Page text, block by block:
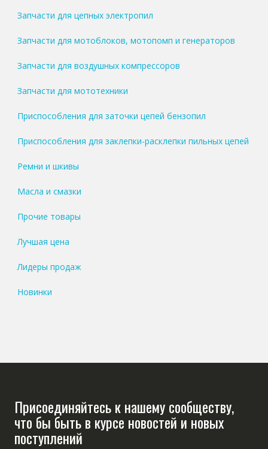
Запчасти для цепных электропил
Запчасти для мотоблоков, мотопомп и генераторов
Запчасти для воздушных компрессоров
Запчасти для мототехники
Приспособления для заточки цепей бензопил
Приспособления для заклепки-расклепки пильных цепей
Ремни и шкивы
Масла и смазки
Прочие товары
Лучшая цена
Лидеры продаж
Новинки
Присоединяйтесь к нашему сообществу,
что бы быть в курсе новостей и новых
поступлений